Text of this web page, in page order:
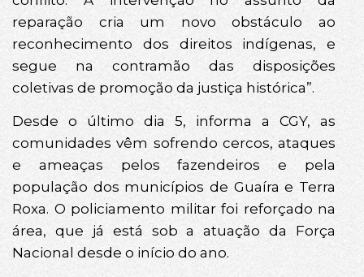
reparação cria um novo obstáculo ao
reconhecimento dos direitos indígenas, e
segue na contramão das disposições
coletivas de promoção da justiça histórica”.
Desde o último dia 5, informa a CGY, as
comunidades vêm sofrendo cercos, ataques
e ameaças pelos fazendeiros e pela
população dos municípios de Guaíra e Terra
Roxa. O policiamento militar foi reforçado na
área, que já está sob a atuação da Força
Nacional desde o início do ano.